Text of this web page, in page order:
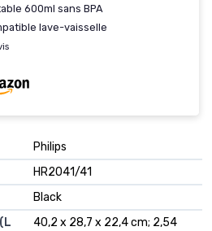
600ml sans BPA
lave-vaisselle
‎Philips
‎HR2041/41
‎Black
‎40,2 x 28,7 x 22,4 cm; 2,54